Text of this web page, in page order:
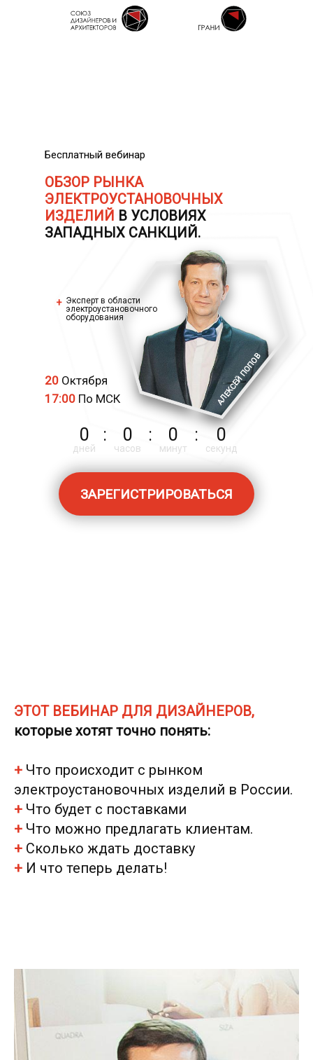
ОБЗОР РЫНКА
ЭЛЕКТРОУСТАНОВОЧНЫХ
ИЗДЕЛИЙ В УСЛОВИЯХ
ЗАПАДНЫХ САНКЦИЙ.
Бесплатный вебинар
АЛЕКСЕЙ ПОПОВ
ЗАРЕГИСТРИРОВАТЬСЯ
20 Октября
0
дней
: 0
часов
: 0
минут
: 0
секунд
17:00 По МСК
Эксперт в области
электроустановочного
оборудования
+
ЭТОТ ВЕБИНАР ДЛЯ ДИЗАЙНЕРОВ,
которые хотят точно понять:
+ Что происходит с рынком
электроустановочных изделий в России.
+ Что будет с поставками
+ Что можно предлагать клиентам.
+ Сколько ждать доставку
+ И что теперь делать!